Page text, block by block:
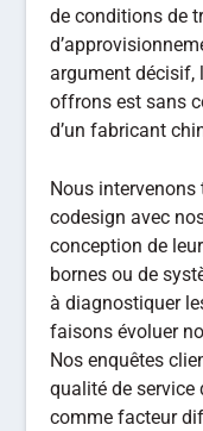
de conditions de
argument décisif,
offrons est sans
d’un fabricant
Nous intervenons
codesign avec
conception de
bornes ou de
à diagnostiquer
faisons évoluer
Nos enquêtes
qualité de
comme facteur